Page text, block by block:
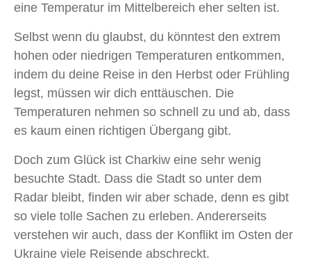
eine Temperatur im Mittelbereich eher selten ist.
Selbst wenn du glaubst, du könntest den extrem
hohen oder niedrigen Temperaturen entkommen,
indem du deine Reise in den Herbst oder Frühling
legst, müssen wir dich enttäuschen. Die
Temperaturen nehmen so schnell zu und ab, dass
es kaum einen richtigen Übergang gibt.
Doch zum Glück ist Charkiw eine sehr wenig
besuchte Stadt. Dass die Stadt so unter dem
Radar bleibt, finden wir aber schade, denn es gibt
so viele tolle Sachen zu erleben. Andererseits
verstehen wir auch, dass der Konflikt im Osten der
Ukraine viele Reisende abschreckt.